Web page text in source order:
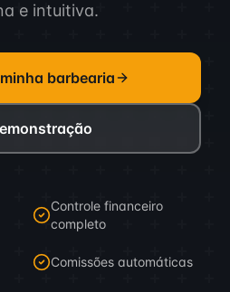
e intuitiva.
barbearia
Controle financeiro
completo
Comissões automáticas